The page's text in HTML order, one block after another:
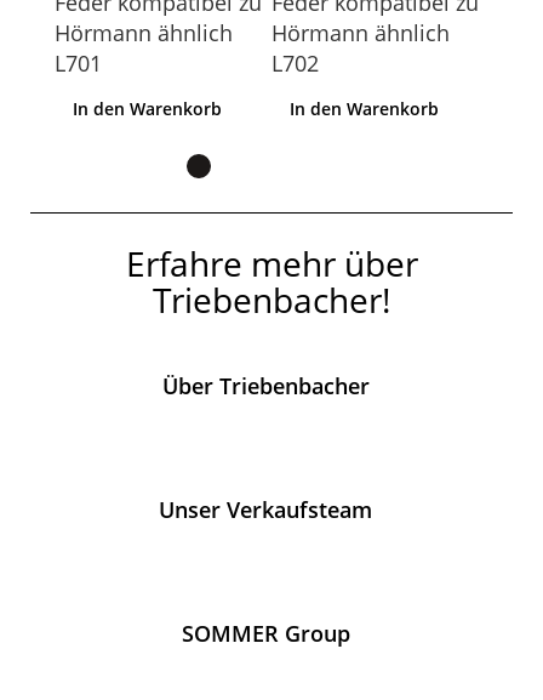
Hörmann ähnlich
L701
In den Warenkorb
Hörmann ähnlich
L702
In den Warenkorb
Erfahre mehr über
Triebenbacher!
Über Triebenbacher
Unser Verkaufsteam
SOMMER Group